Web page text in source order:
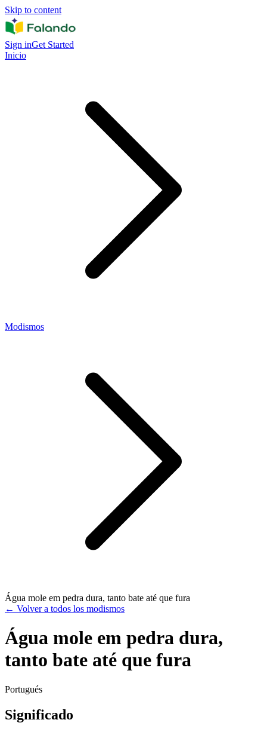
Skip to content
Sign inGet Started
Inicio
Modismos
Água mole em pedra dura, tanto bate até que fura
← Volver a todos los modismos
Água mole em pedra dura,
tanto bate até que fura
Portugués
Significado